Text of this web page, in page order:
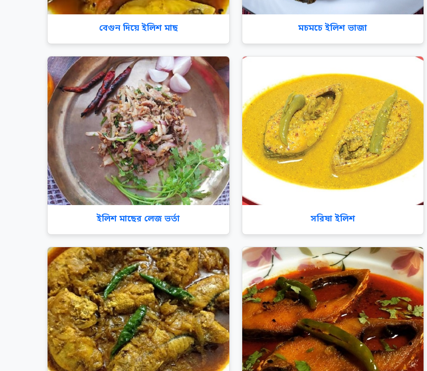
বেগুন দিয়ে ইলিশ মাছ মচমচে ইলিশ ভাজা
ইলিশ মাছের লেজ ভর্তা সরিষা ইলিশ